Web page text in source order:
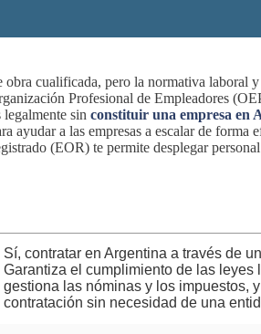
cualificada, pero la normativa laboral y
Profesional de Empleadores
sin constituir una empresa en
a las empresas a escalar de forma
(EOR) te permite desplegar
Sí, contratar en Argentina a través de
Garantiza el cumplimiento de las leyes
gestiona las nóminas y los impuestos,
contratación sin necesidad de una